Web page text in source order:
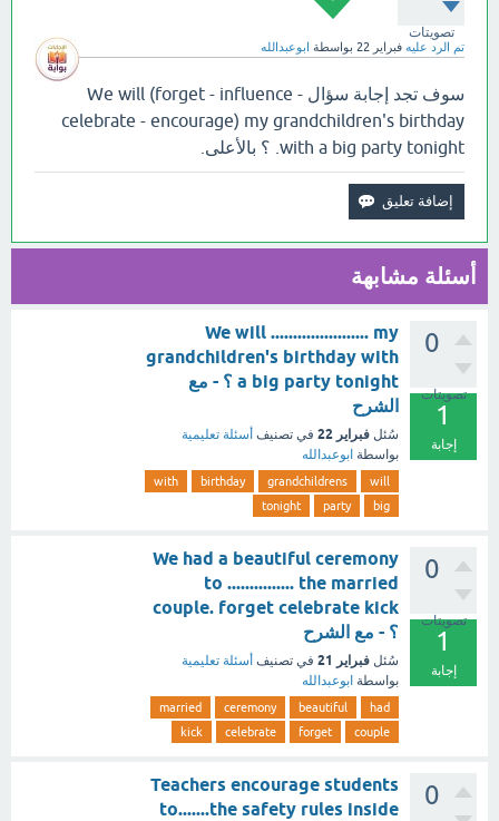
تصويتات
تم الرد عليه فبراير 22 بواسطة ابوعبدالله
سوف تجد إجابة سؤال We will (forget - influence -
celebrate - encourage) my grandchildren's birthday
with a big party tonight. ؟ بالأعلى.
أسئلة مشابهة
0
تصويتات
1
إجابة
We will ...................... my
grandchildren's birthday with
a big party tonight ؟ - مع
الشرح
سُئل فبراير 22 في تصنيف أسئلة تعليمية
بواسطة ابوعبدالله
will
grandchildrens
birthday
with
big
party
tonight
0
تصويتات
1
إجابة
We had a beautiful ceremony
to ............... the married
couple. forget celebrate kick
؟ - مع الشرح
سُئل فبراير 21 في تصنيف أسئلة تعليمية
بواسطة ابوعبدالله
had
beautiful
ceremony
married
couple
forget
celebrate
kick
0
Teachers encourage students
to.......the safety rules inside